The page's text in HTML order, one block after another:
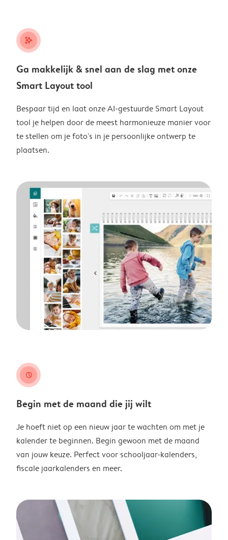
stars_plus
Ga makkelijk & snel aan de slag met onze
Smart Layout tool
Bespaar tijd en laat onze AI-gestuurde Smart Layout
tool je helpen door de meest harmonieuze manier voor
te stellen om je foto's in je persoonlijke ontwerp te
plaatsen.
clock
Begin met de maand die jij wilt
Je hoeft niet op een nieuw jaar te wachten om met je
kalender te beginnen. Begin gewoon met de maand
van jouw keuze. Perfect voor schooljaar-kalenders,
fiscale jaarkalenders en meer.